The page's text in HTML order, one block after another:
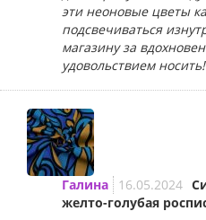
эти неоновые цветы
подсвечиваться
магазину за
удовольствием
Галина 16.05.2024
желто-голубая